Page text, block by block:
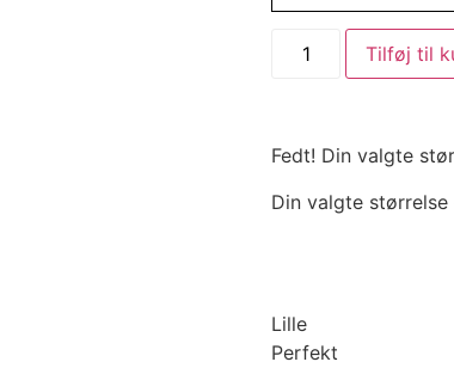
Tilføj til
Fedt! Din valgte
Din valgte
Lille
Perfekt